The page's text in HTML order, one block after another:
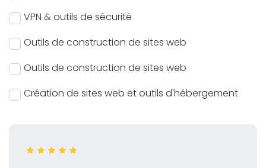
VPN & outils de sécurité
Outils de construction de sites web
Outils de construction de sites web
Création de sites web et outils d'hébergement